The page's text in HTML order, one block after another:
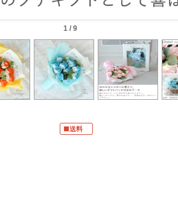
1 / 9
■送料